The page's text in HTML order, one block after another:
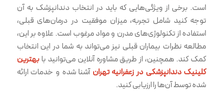
است. برخی از ویژگی‌هایی که باید در انتخاب دندانپزشک به آن
توجه کنید شامل تجربه، میزان موفقیت در درمان‌های قبلی،
استفاده از تکنولوژی‌های مدرن و مواد مرغوب است. علاوه بر این،
مطالعه نظرات بیماران قبلی نیز می‌تواند به شما در این انتخاب
کمک کند. همچنین، از طریق مشاوره آنلاین می‌توانید بابهترین
کلینیک دندانپزشکی در زعفرانیه تهران آشنا شده و خدمات ارائه
شده توسط آن‌ها را ارزیابی کنید.